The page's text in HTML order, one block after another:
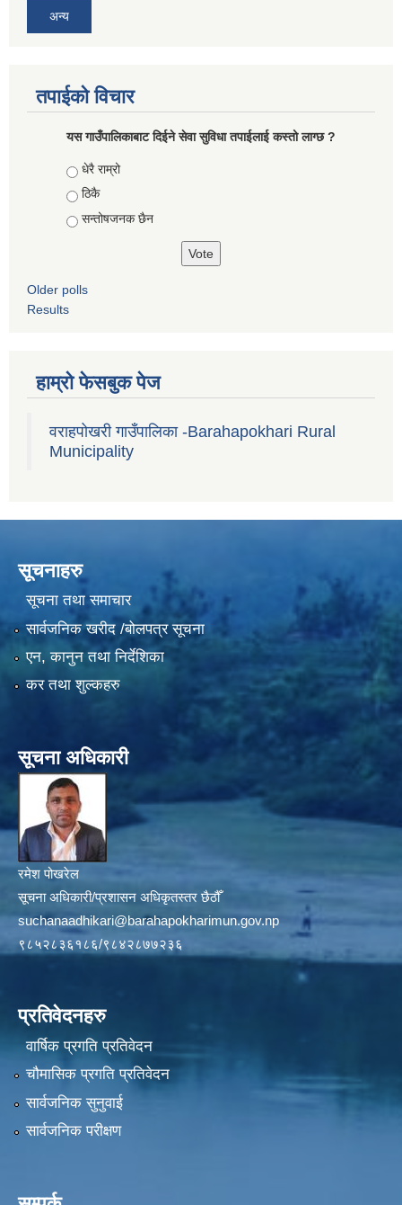
अन्य
तपाईको विचार
यस गाउँपालिकाबाट दिईने सेवा सुविधा तपाईलाई कस्तो लाग्छ ?
Choices
धेरै राम्रो
ठिकै
सन्तोषजनक छैन
Older polls
Results
हाम्रो फेसबुक पेज
वराहपोखरी गाउँपालिका -Barahapokhari Rural
Municipality
सूचनाहरु
सूचना तथा समाचार
सार्वजनिक खरीद /बोलपत्र सूचना
एन, कानुन तथा निर्देशिका
कर तथा शुल्कहरु
सूचना अधिकारी
रमेश पोखरेल
सूचना अधिकारी/प्रशासन अधिकृतस्तर छैठौँ
suchanaadhikari@barahapokharimun.gov.np
९८५२८३६१८६/९८४२८७७२३६
प्रतिवेदनहरु
वार्षिक प्रगति प्रतिवेदन
चौमासिक प्रगति प्रतिवेदन
सार्वजनिक सुनुवाई
सार्वजनिक परीक्षण